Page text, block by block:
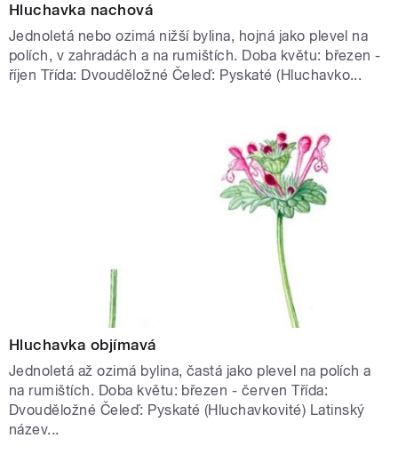
Hluchavka nachová
Jednoletá nebo ozimá nižší bylina, hojná jako plevel na
polích, v zahradách a na rumištích. Doba květu: březen -
říjen Třída: Dvouděložné Čeleď: Pyskaté (Hluchavko...
Hluchavka objímavá
Jednoletá až ozimá bylina, častá jako plevel na polích a
na rumištích. Doba květu: březen - červen Třída:
Dvouděložné Čeleď: Pyskaté (Hluchavkovité) Latinský
název...